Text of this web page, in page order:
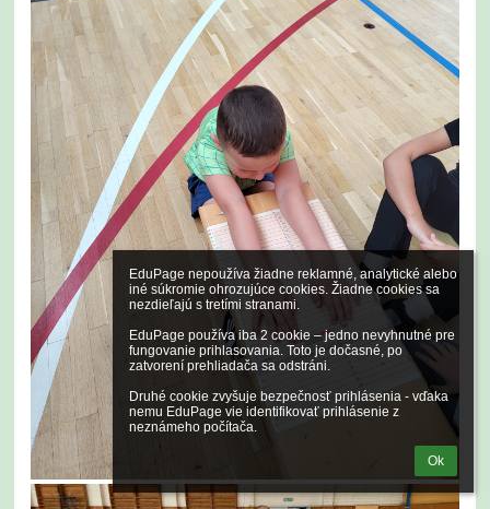
EduPage nepoužíva žiadne reklamné, analytické alebo
iné súkromie ohrozujúce cookies. Žiadne cookies sa
nezdieľajú s tretími stranami.
EduPage používa iba 2 cookie – jedno nevyhnutné pre
fungovanie prihlasovania. Toto je dočasné, po
zatvorení prehliadača sa odstráni.
Druhé cookie zvyšuje bezpečnosť prihlásenia - vďaka
nemu EduPage vie identifikovať prihlásenie z
neznámeho počítača.
Ok